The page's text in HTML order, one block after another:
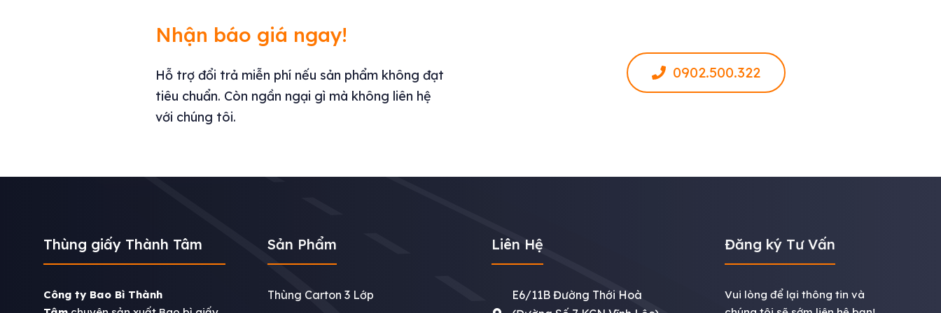
Nhận báo giá ngay!
Hỗ trợ đổi trả miễn phí nếu sản phẩm không đạt
tiêu chuẩn. Còn ngần ngại gì mà không liên hệ
với chúng tôi.
0902.500.322
Thùng giấy Thành Tâm
Công ty Bao Bì Thành
Sản Phẩm
Thùng Carton 3 Lớp
Liên Hệ
E6/11B Đường Thới Hoà
Đăng ký Tư Vấn
Vui lòng để lại thông tin và